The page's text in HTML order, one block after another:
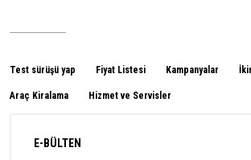
Test sürüşü yap Fiyat Listesi Kampanyalar
Araç Kiralama Hizmet ve Servisler
E-BÜLTEN